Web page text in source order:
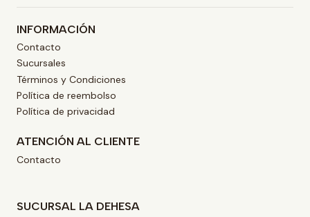
INFORMACIÓN
Contacto
Sucursales
Términos y Condiciones
Política de reembolso
Política de privacidad
ATENCIÓN AL CLIENTE
Contacto
SUCURSAL LA DEHESA